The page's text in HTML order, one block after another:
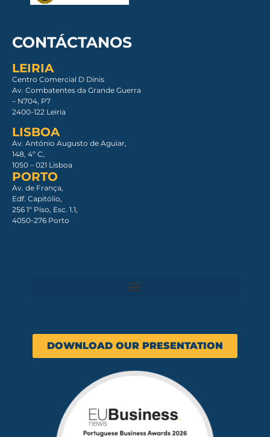
CONTÁCTANOS
LEIRIA
Centro Comercial D Dinis
Av. Combatentes da Grande Guerra
– N704, P7
2400-122 Leiria
LISBOA
Av. António Augusto de Aguiar,
148, 4º C,
1050 – 021 Lisboa​
PORTO
Av. de França,
Edf. Capitólio,
256 1º Piso, Esc. 1.1,
4050-276 Porto
DOWNLOAD OUR PRESENTATION